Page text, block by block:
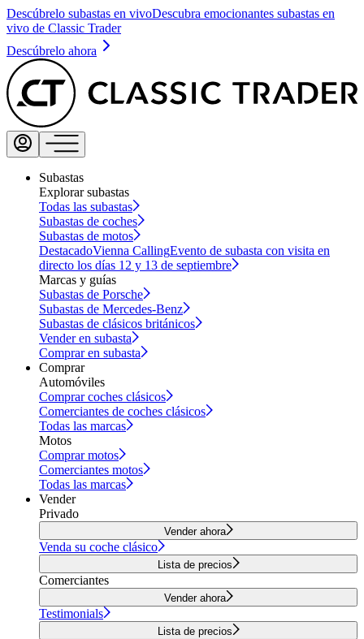
Descúbrelo subastas en vivoDescubra emocionantes subastas en
vivo de Classic Trader
Descúbrelo ahora
Subastas
Explorar subastas
Todas las subastas
Subastas de coches
Subastas de motos
DestacadoVienna CallingEvento de subasta con visita en
directo los días 12 y 13 de septiembre
Marcas y guías
Subastas de Porsche
Subastas de Mercedes-Benz
Subastas de clásicos británicos
Vender en subasta
Comprar en subasta
Comprar
Automóviles
Comprar coches clásicos
Comerciantes de coches clásicos
Todas las marcas
Motos
Comprar motos
Comerciantes motos
Todas las marcas
Vender
Privado
Vender ahora
Venda su coche clásico
Lista de precios
Comerciantes
Vender ahora
Testimonials
Lista de precios